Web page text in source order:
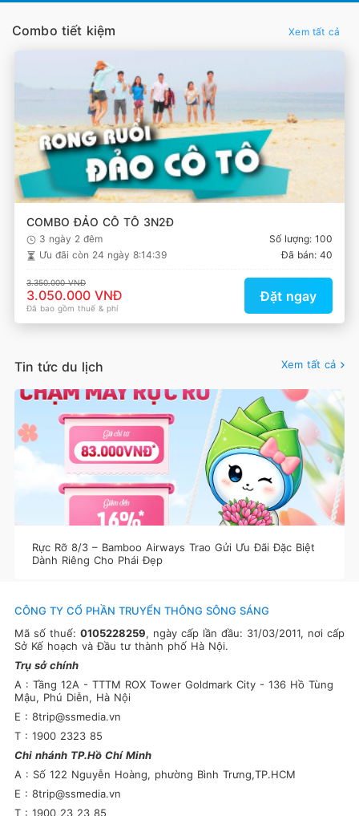
Combo tiết kiệm Xem tất cả
COMBO ĐẢO CÔ TÔ 3N2Đ
3 ngày 2 đêm
Số lượng: 100
Ưu đãi còn 24 ngày 8:14:38 Đã bán: 40
3.350.000 VNĐ
3.050.000 VNĐ
Đã bao gồm thuế & phí
Đặt ngay
Tin tức du lịch Xem tất cả
Rực Rỡ 8/3 – Bamboo Airways Trao Gửi Ưu Đãi Đặc Biệt
Dành Riêng Cho Phái Đẹp
CÔNG TY CỔ PHẦN TRUYỂN THÔNG SÔNG SÁNG
Mã số thuế: 0105228259, ngày cấp lần đầu: 31/03/2011, nơi cấp
Sở Kế hoạch và Đầu tư thành phố Hà Nội.
Trụ sở chính
A : Tầng 12A - TTTM ROX Tower Goldmark City - 136 Hồ Tùng
Mậu, Phú Diễn, Hà Nội
E : 8trip@ssmedia.vn
T : 1900 2323 85
Chi nhánh TP.Hồ Chí Minh
A : Số 122 Nguyễn Hoàng, phường Bình Trưng,TP.HCM
E : 8trip@ssmedia.vn
T : 1900 23 23 85